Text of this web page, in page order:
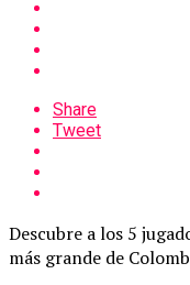
Share
Tweet
Descubre a los 5
más grande de